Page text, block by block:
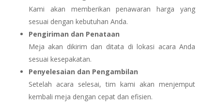
Kami akan memberikan penawaran harga yang
sesuai dengan kebutuhan Anda.
Pengiriman dan Penataan
Meja akan dikirim dan ditata di lokasi acara Anda
sesuai kesepakatan.
Penyelesaian dan Pengambilan
Setelah acara selesai, tim kami akan menjemput
kembali meja dengan cepat dan efisien.